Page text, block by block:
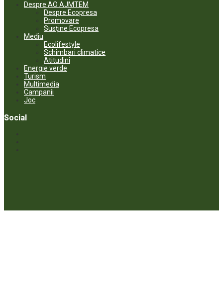
Despre AO AJMTEM
Despre Ecopresa
Promovare
Susține Ecopresa
Mediu
Ecolifestyle
Schimbari climatice
Atitudini
Energie verde
Turism
Multimedia
Campanii
Joc
Social